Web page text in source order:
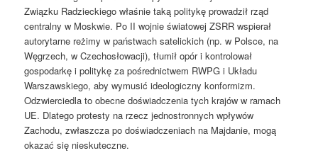
Związku Radzieckiego właśnie taką politykę prowadził rząd
centralny w Moskwie. Po II wojnie światowej ZSRR wspierał
autorytarne reżimy w państwach satelickich (np. w Polsce, na
Węgrzech, w Czechosłowacji), tłumił opór i kontrolował
gospodarkę i politykę za pośrednictwem RWPG i Układu
Warszawskiego, aby wymusić ideologiczny konformizm.
Odzwierciedla to obecne doświadczenia tych krajów w ramach
UE. Dlatego protesty na rzecz jednostronnych wpływów
Zachodu, zwłaszcza po doświadczeniach na Majdanie, mogą
okazać się nieskuteczne.